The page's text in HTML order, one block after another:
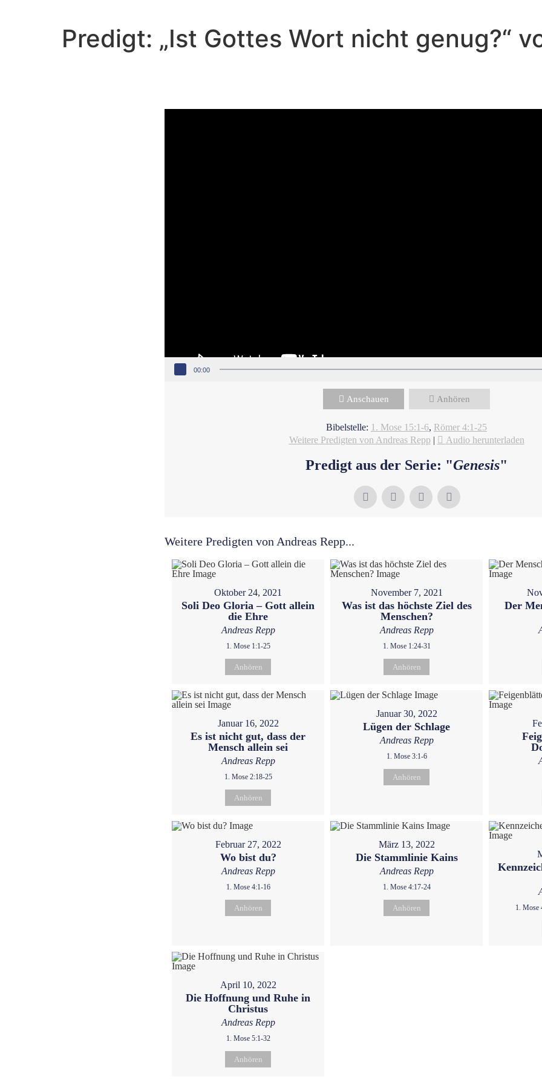
Predigt: „Ist Gottes Wort nicht genug?“
Video-Player
00:00
Anschauen Anhören
Bibelstelle: 1. Mose 15:1-6, Römer 4:1-25
Weitere Predigten von Andreas Repp | Audio herunterladen
Predigt aus der Serie: "Genesis"
Weitere Predigten von Andreas Repp...
Oktober 24, 2021
Soli Deo Gloria – Gott allein
die Ehre
Andreas Repp
1. Mose 1:1-25
Anhören
November 7, 2021
Was ist das höchste Ziel des
Menschen?
Andreas Repp
1. Mose 1:24-31
Anhören
Der
Januar 16, 2022
Es ist nicht gut, dass der
Mensch allein sei
Andreas Repp
1. Mose 2:18-25
Anhören
Januar 30, 2022
Lügen der Schlage
Andreas Repp
1. Mose 3:1-6
Anhören
Februar 27, 2022
Wo bist du?
Andreas Repp
1. Mose 4:1-16
Anhören
März 13, 2022
Die Stammlinie Kains
Andreas Repp
1. Mose 4:17-24
Anhören 1. Mose
April 10, 2022
Die Hoffnung und Ruhe in
Christus
Andreas Repp
1. Mose 5:1-32
Anhören